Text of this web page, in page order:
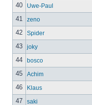
40 Uwe-Paul
41 zeno
42 Spider
43 joky
44 bosco
45 Achim
46 Klaus
47 saki